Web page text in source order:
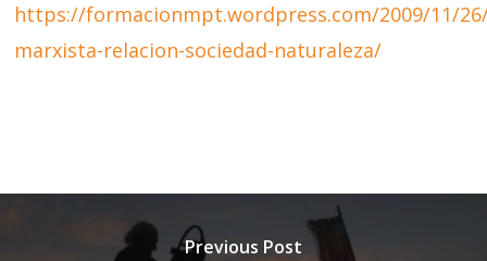
https://formacionmpt.wordpress.com/2009/11/
marxista-relacion-sociedad-naturaleza/
Previous Post